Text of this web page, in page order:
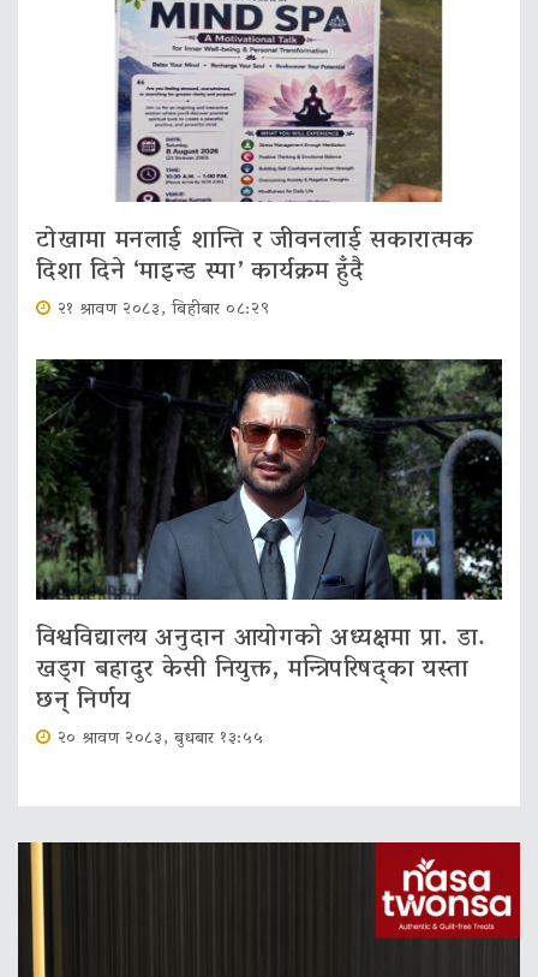
टोखामा मनलाई शान्ति र जीवनलाई सकारात्मक
दिशा दिने ‘माइन्ड स्पा’ कार्यक्रम हुँदै
२१ श्रावण २०८३, बिहीबार ०८:२९
विश्वविद्यालय अनुदान आयोगको अध्यक्षमा प्रा. डा.
खड्ग बहादुर केसी नियुक्त, मन्त्रिपरिषद्का यस्ता
छन् निर्णय
२० श्रावण २०८३, बुधबार १३:५५